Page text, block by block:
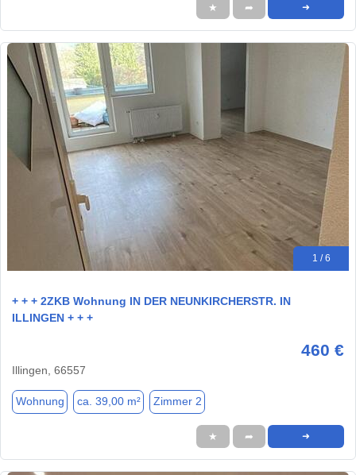
★ ➦ ➜
1 / 6
+ + + 2ZKB Wohnung IN DER NEUNKIRCHERSTR. IN
ILLINGEN + + +
460 €
Illingen, 66557
Wohnung ca. 39,00 m² Zimmer 2
★ ➦ ➜